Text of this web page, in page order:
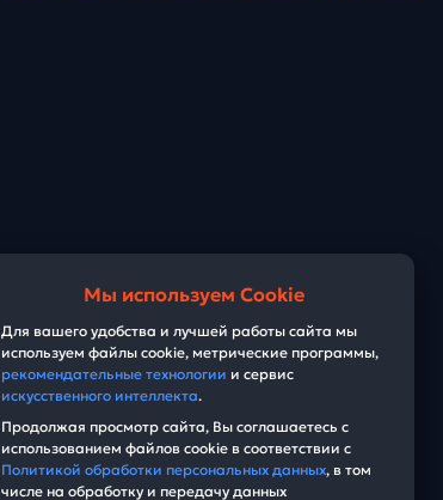
Мы используем Cookie
Для вашего удобства и лучшей работы сайта мы
используем файлы cookie, метрические программы,
рекомендательные технологии и сервис
искусственного интеллекта.
Продолжая просмотр сайта, Вы соглашаетесь с
использованием файлов cookie в соответствии с
Политикой обработки персональных данных, в том
числе на обработку и передачу данных